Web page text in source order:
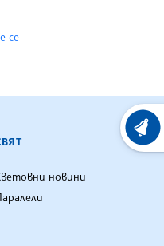
се
АГЕНЦИЯ
новини